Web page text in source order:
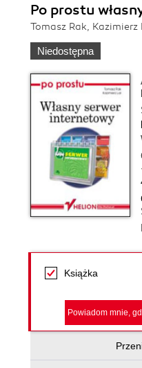
Po prostu
Tomasz Rak, Kazimierz
Niedostępna
Książka
Powiadom mnie,